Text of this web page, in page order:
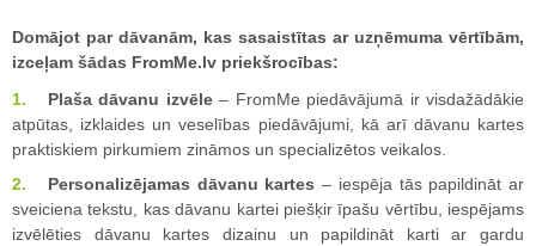
Domājot par dāvanām, kas sasaistītas ar uzņēmuma vērtībām,
izceļam šādas FromMe.lv priekšrocības:
Plaša dāvanu izvēle– FromMe piedāvājumā ir visdažādākie
atpūtas, izklaides un veselības piedāvājumi, kā arī dāvanu kartes
praktiskiem pirkumiem zināmos un specializētos veikalos.
Personalizējamas dāvanu kartes – iespēja tās papildināt ar
sveiciena tekstu, kas dāvanu kartei piešķir īpašu vērtību, iespējams
izvēlēties dāvanu kartes dizainu un papildināt karti ar gardu